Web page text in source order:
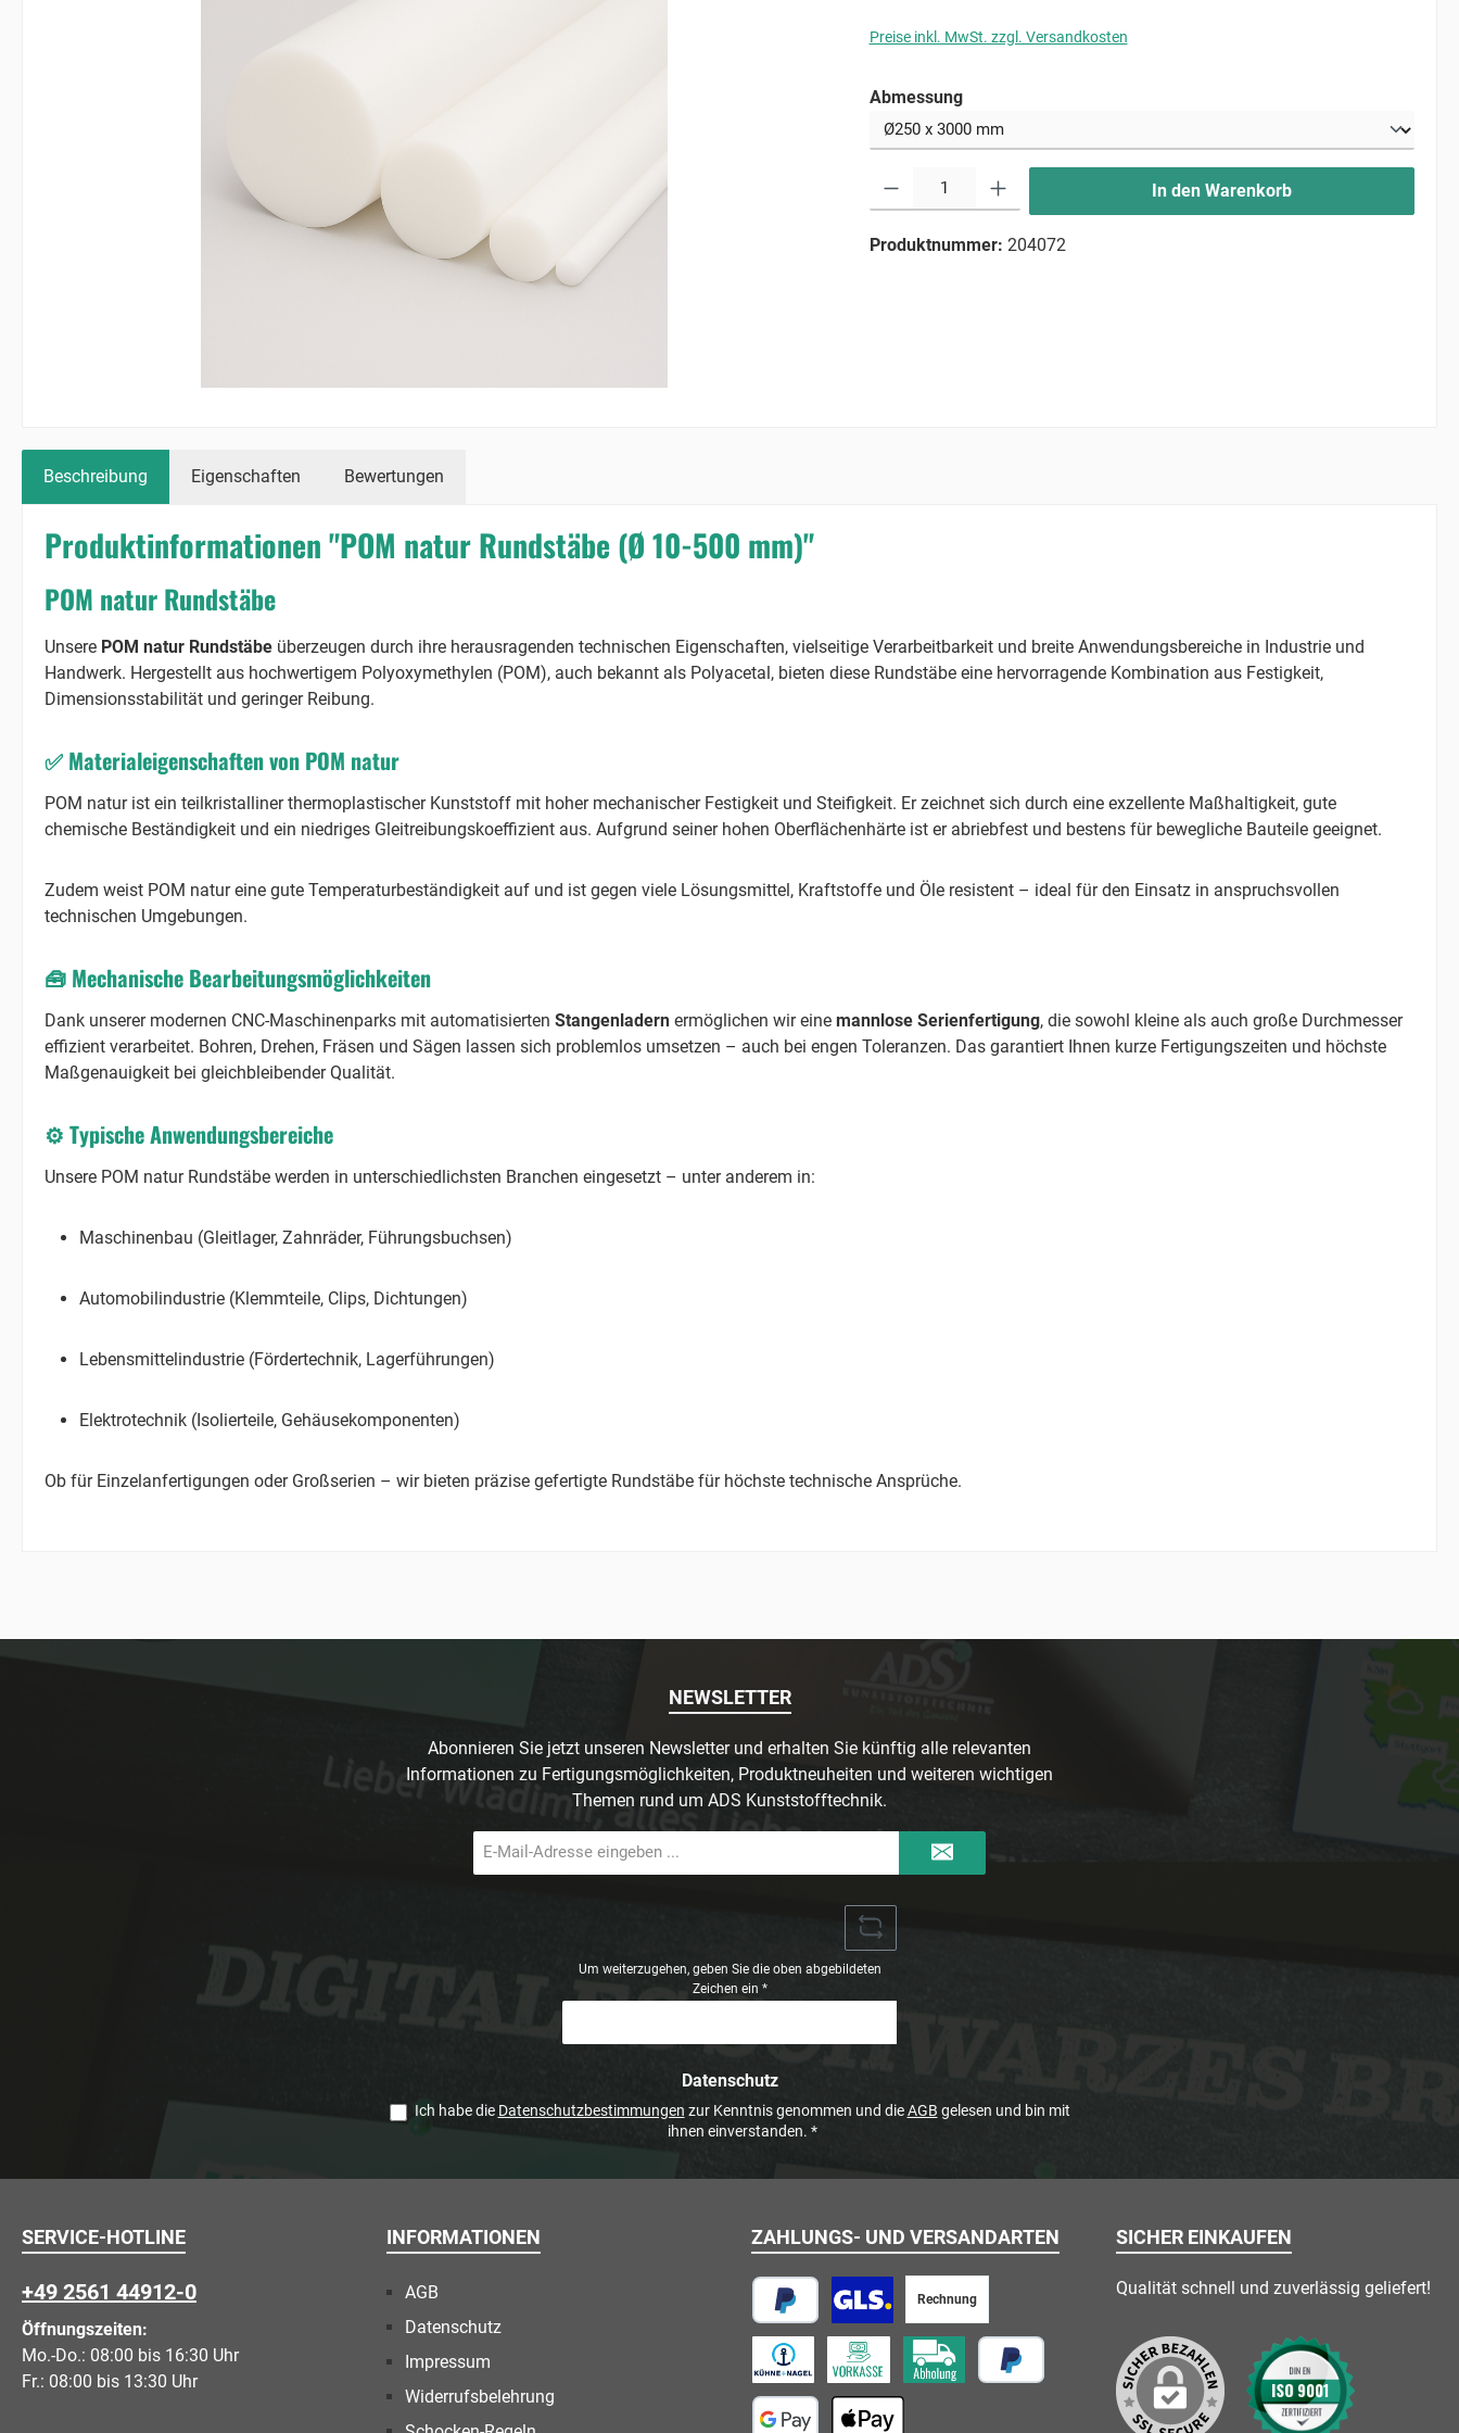
Preise inkl. MwSt. zzgl. Versandkosten
Abmessungauswählen
In den Warenkorb
Produktnummer: 204072
Beschreibung Eigenschaften Bewertungen
Produktinformationen "POM natur Rundstäbe (Ø 10-500 mm)"
POM natur Rundstäbe
Unsere POM natur Rundstäbe überzeugen durch ihre herausragenden technischen Eigenschaften, vielseitige Verarbeitbarkeit und breite Anwendungsbereiche in Industrie und
Handwerk. Hergestellt aus hochwertigem Polyoxymethylen (POM), auch bekannt als Polyacetal, bieten diese Rundstäbe eine hervorragende Kombination aus Festigkeit,
Dimensionsstabilität und geringer Reibung.
✅ Materialeigenschaften von POM natur
POM natur ist ein teilkristalliner thermoplastischer Kunststoff mit hoher mechanischer Festigkeit und Steifigkeit. Er zeichnet sich durch eine exzellente Maßhaltigkeit, gute
chemische Beständigkeit und ein niedriges Gleitreibungskoeffizient aus. Aufgrund seiner hohen Oberflächenhärte ist er abriebfest und bestens für bewegliche Bauteile geeignet.
Zudem weist POM natur eine gute Temperaturbeständigkeit auf und ist gegen viele Lösungsmittel, Kraftstoffe und Öle resistent – ideal für den Einsatz in anspruchsvollen
technischen Umgebungen.
🧰 Mechanische Bearbeitungsmöglichkeiten
Dank unserer modernen CNC-Maschinenparks mit automatisierten Stangenladern ermöglichen wir eine mannlose Serienfertigung, die sowohl kleine als auch große Durchmesser
effizient verarbeitet. Bohren, Drehen, Fräsen und Sägen lassen sich problemlos umsetzen – auch bei engen Toleranzen. Das garantiert Ihnen kurze Fertigungszeiten und höchste
Maßgenauigkeit bei gleichbleibender Qualität.
⚙️ Typische Anwendungsbereiche
Unsere POM natur Rundstäbe werden in unterschiedlichsten Branchen eingesetzt – unter anderem in:
Maschinenbau (Gleitlager, Zahnräder, Führungsbuchsen)
Automobilindustrie (Klemmteile, Clips, Dichtungen)
Lebensmittelindustrie (Fördertechnik, Lagerführungen)
Elektrotechnik (Isolierteile, Gehäusekomponenten)
Ob für Einzelanfertigungen oder Großserien – wir bieten präzise gefertigte Rundstäbe für höchste technische Ansprüche.
NEWSLETTER
Abonnieren Sie jetzt unseren Newsletter und erhalten Sie künftig alle relevanten
Informationen zu Fertigungsmöglichkeiten, Produktneuheiten und weiteren wichtigen
Themen rund um ADS Kunststofftechnik.
Mail-
Adresse
Um weiterzugehen, geben Sie die oben abgebildeten
Zeichen ein *
Datenschutz
Ich habe die Datenschutzbestimmungen zur Kenntnis genommen und dieAGB gelesen und bin mit
ihnen einverstanden. *
SERVICE-HOTLINE
+49 2561 44912-0
Öffnungszeiten:
Mo.-Do.: 08:00 bis 16:30 Uhr
Fr.: 08:00 bis 13:30 Uhr
INFORMATIONEN
AGB
Datenschutz
Impressum
Widerrufsbelehrung
ZAHLUNGS- UND VERSANDARTEN
PayPal
Rechnung
Vorkasse
Paketversand
Speditionsversand Abholung vor Ort
SICHER EINKAUFEN
Qualität schnell und zuverlässig geliefert!